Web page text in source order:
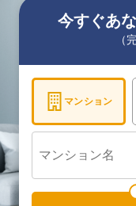
今すぐあ
（
マンション